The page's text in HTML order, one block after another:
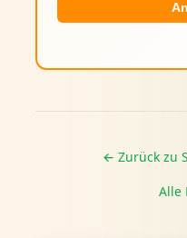
← Zurück zu
Alle